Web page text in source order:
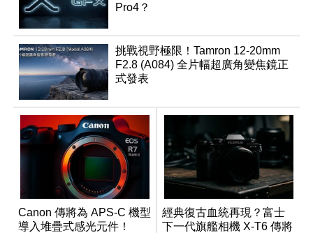
Pro4？
挑戰視野極限！Tamron 12-20mm
F2.8 (A084) 全片幅超廣角變焦鏡正
式發表
Canon 傳將為 APS-C 機型
導入堆疊式感光元件！
經典復古血統再現？富士
下一代旗艦相機 X-T6 傳將